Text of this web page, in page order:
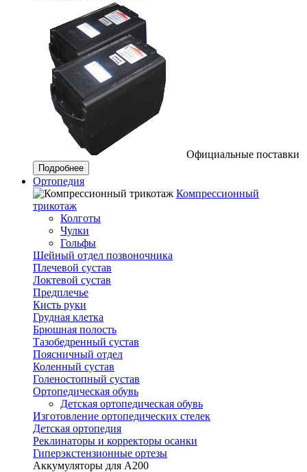
Официальные поставки
Подробнее
Ортопедия
Компрессионный
трикотаж
Колготы
Чулки
Гольфы
Шейный отдел позвоночника
Плечевой сустав
Локтевой сустав
Предплечье
Кисть руки
Грудная клетка
Брюшная полость
Тазобедренный сустав
Поясничный отдел
Коленный сустав
Голеностопный сустав
Ортопедическая обувь
Детская ортопедическая обувь
Изготовление ортопедических стелек
Детская ортопедия
Реклинаторы и корректоры осанки
Гиперэкстензионные ортезы
Аккумуляторы для А200